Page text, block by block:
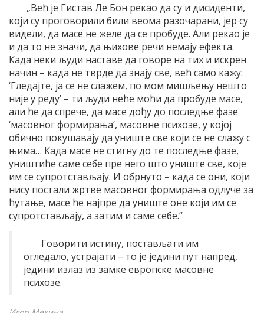
„Већ је Гистав Ле Бон рекао да су и дисиденти,
који су проговорили били веома разочарани, јер су
видели, да масе не желе да се пробуде. Али рекао је
и да то не значи, да њихове речи немају ефекта.
Када неки људи наставе да говоре на тих и искрен
начин – када не тврде да знају све, већ само кажу:
‘Гледајте, ја се не слажем, по мом мишљењу нешто
није у реду’ – ти људи неће моћи да пробуде масе,
али ће да спрече, да масе дођу до последње фазе
‘масовног формирања’, масовне психозе, у којој
обично покушавају да униште све који се не слажу с
њима… Када масе не стигну до те последње фазе,
уништиће саме себе пре него што униште све, које
им се супротстављају. И обрнуто – када се они, који
нису постали жртве масовног формирања одлуче за
ћутање, масе ће најпре да униште оне који им се
супротстављају, а затим и саме себе.“
Говорити истину, постављати им
огледало, устрајати – то је једини пут напред,
једини излаз из замке европске масовне
психозе.